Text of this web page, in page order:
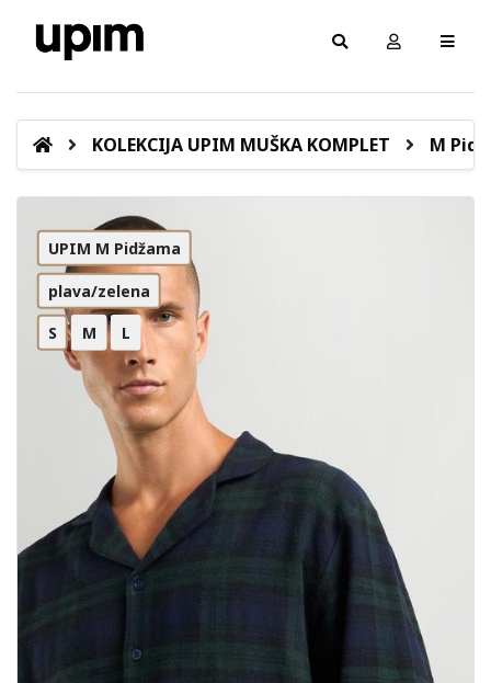
KOLEKCIJA UPIM MUŠKA KOMPLET M
UPIM M Pidžama
plava/zelena
S M L